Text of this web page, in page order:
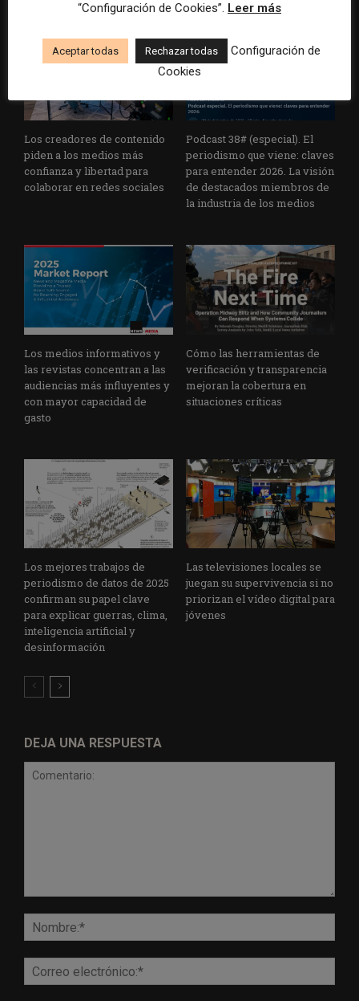
Los creadores de contenido
piden a los medios más
confianza y libertad para
colaborar en redes sociales
Podcast 38# (especial). El
periodismo que viene: claves
para entender 2026. La visión
de destacados miembros de
la industria de los medios
Los medios informativos y
las revistas concentran a las
audiencias más influyentes y
con mayor capacidad de
gasto
Cómo las herramientas de
verificación y transparencia
mejoran la cobertura en
situaciones críticas
Los mejores trabajos de
periodismo de datos de 2025
confirman su papel clave
para explicar guerras, clima,
inteligencia artificial y
desinformación
Las televisiones locales se
juegan su supervivencia si no
priorizan el vídeo digital para
jóvenes
DEJA UNA RESPUESTA
“Configuración de Cookies”. Leer más
Aceptar todas Rechazar todas
Configuración de
Cookies